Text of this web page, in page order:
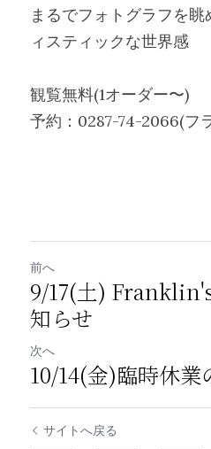
まるでフォトグラフを
ィスティックな世界感
観覧無料(1オーダー〜)
予約：0287-74-2066(フ
前へ
9/17(土)
知らせ
次へ
10/14(金)臨時休業
サイトへ戻る